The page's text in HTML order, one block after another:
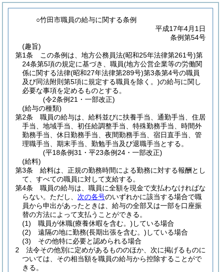
○竹田市職員の給与に関する条例
平成17年4月1日
条例第54号
(趣旨)
第1条
この条例は、地方公務員法(昭和25年法律第261号)第
24条第5項の規定に基づき、職員(地方公営企業等の労働関
係に関する法律(昭和27年法律第289号)第3条第4号の職員
及び同法附則第5項に規定する職員を除く。)の給与に関し
必要な事項を定めるものとする。
(令2条例21・一部改正)
(給与の種類)
第2条
職員の給与は、給料並びに扶養手当、通勤手当、住居
手当、地域手当、初任給調整手当、特殊勤務手当、時間外
勤務手当、休日勤務手当、夜間勤務手当、宿日直手当、管
理職手当、期末手当、勤勉手当及び退職手当とする。
(平18条例31・平23条例24・一部改正)
(給料)
第3条
給料は、正規の勤務時間による勤務に対する報酬とし
て、すべての職員に対して支給する。
第4条
職員の給与は、職員に全額を現金で支払わなければな
らない。 ただし、 次の各号のいずれかに該当する場合で職
員から申出があったときは、給与の全部又は一部を口座振
替の方法によって支払うことができる。
(1)
職員が休職(療養休暇を含む。) している場合
(2)
遠隔の地に勤務(長期出張を含む。) している場合
(3)
その他特に必要と認められる場合
2
法令その他別に定めがあるもののほか、次に掲げるものに
ついては、その相当額を職員の給与から控除することがで
きる。